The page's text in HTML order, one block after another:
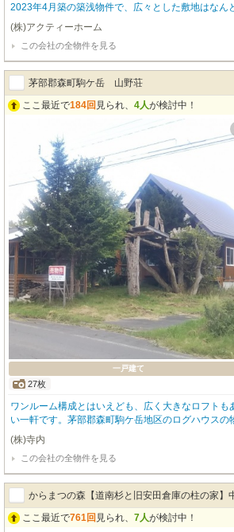
2023年4月築の築浅物件で、広々とした敷地はなん
れる角地で、南西向きのため陽当たりも良好なのが
りはゆとりの4LDK。18帖の広々としたLDKは、ご
してくれるでしょう。オール電化に加え太陽光発電
家計に優しくエコな暮らしを実現していただけます
トやシューズインクローゼット、納戸など収納も充
きりと保てますね。JR函館本線「森駅」まで徒歩8
圏内には幼稚園、小学校、病院、スーパー、コンビ
でスタートしませんか？ぜひ一度、現地でこの魅力
(株)アクティーホーム
この会社の全物件を見る
茅部郡森町駒ケ岳 山野荘
ここ最近で184回 見られ、 4人が検討中！
一戸建て
27枚
ワンルーム構成とはいえども、広く大きなロフトも
い一軒です。茅部郡森町駒ケ岳地区のログハウスの
まれて、ゆったりと贅沢に時間を使いたい方には適
して、ちゃっぷ林館（温泉施設）、青少年活動支援
クゴルフクラブ、国道5号線沿いまで移動すればコ
は更に増えます。避暑等で一時的にお過ごしになら
求めの方には、是非ともご一考頂きたい物件となっ
（令和5年）9月22日 価格変更】なお、ご内覧につ
させて頂きます。
(株)寺内
この会社の全物件を見る
からまつの森【道南杉と旧安田倉庫の柱の家】
ここ最近で761回 見られ、 7人が検討中！